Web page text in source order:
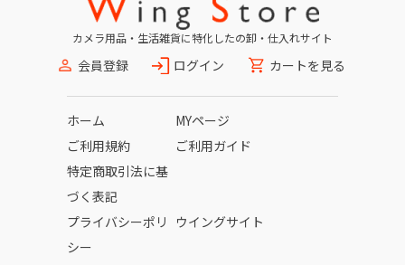
カメラ用品・生活雑貨に特化したの卸・仕入れサイト
会員登録 ログイン カートを見る
ホーム
MYページ
ご利用規約
ご利用ガイド
特定商取引法に基
づく表記
プライバシーポリ
シー
ウイングサイト